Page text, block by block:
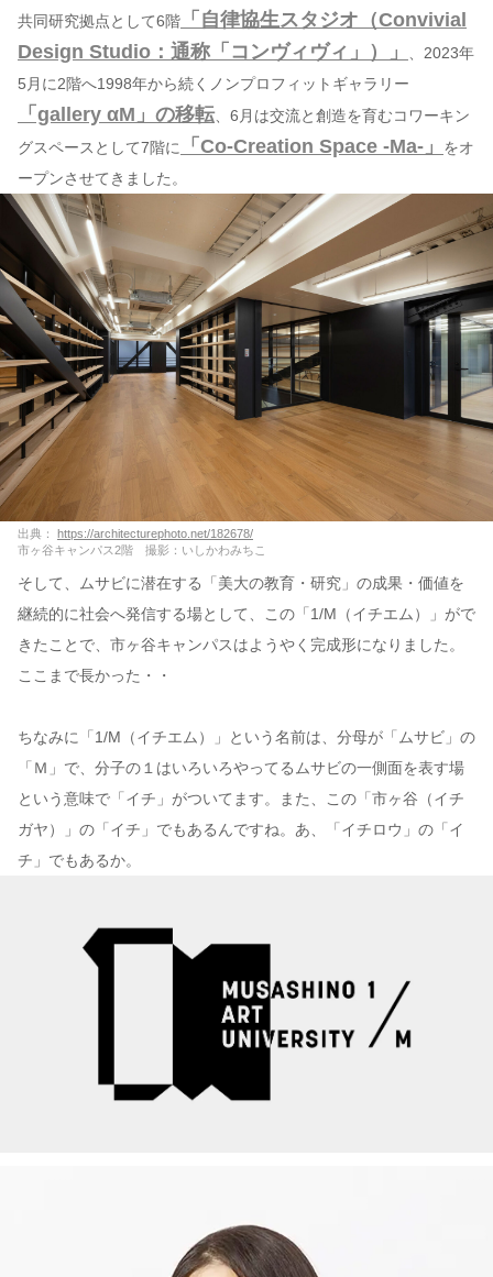
共同研究拠点として6階
「自律協生スタジオ（Convivial
Design Studio：通称「コンヴィヴィ」）」
、2023年
5月に2階へ1998年から続くノンプロフィットギャラリー
「gallery αM」の移転、6月は交流と創造を育むコワーキン
グスペースとして7階に
「Co-Creation Space -Ma-」
をオ
ープンさせてきました。
出典：
https://architecturephoto.net/182678/
市ヶ谷キャンパス2階 撮影：いしかわみちこ
そして、ムサビに潜在する「美⼤の教育・研究」の成果・価値を
継続的に社会へ発信する場として、この「1/M（イチエム）」がで
きたことで、市ヶ谷キャンパスはようやく完成形になりました。
ここまで長かった・・
ちなみに「1/M（イチエム）」という名前は、分⺟が「ムサビ」の
「Ｍ」で、分⼦の１はいろいろやってるムサビの⼀側⾯を表す場
という意味で「イチ」がついてます。また、この「市ヶ⾕（イチ
ガヤ）」の「イチ」でもあるんですね。あ、「イチロウ」の「イ
チ」でもあるか。